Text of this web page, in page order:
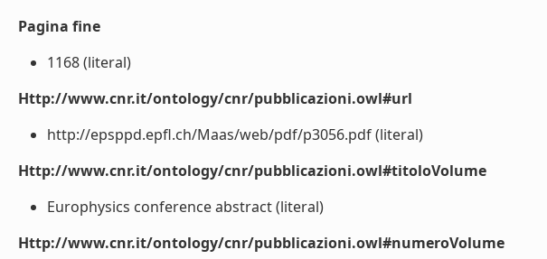
Pagina fine
1168 (literal)
Http://www.cnr.it/ontology/cnr/pubblicazioni.owl#url
http://epsppd.epfl.ch/Maas/web/pdf/p3056.pdf (literal)
Http://www.cnr.it/ontology/cnr/pubblicazioni.owl#titoloVolume
Europhysics conference abstract (literal)
Http://www.cnr.it/ontology/cnr/pubblicazioni.owl#numeroVolume